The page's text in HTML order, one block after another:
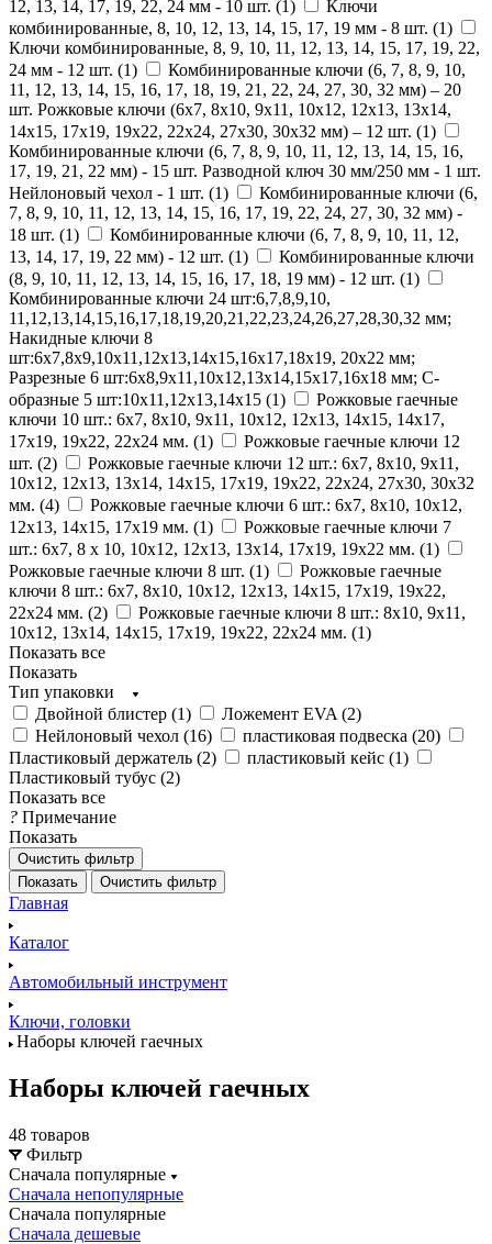
12, 13, 14, 17, 19, 22, 24 мм - 10 шт. (1)
Ключи
комбинированные, 8, 10, 12, 13, 14, 15, 17, 19 мм - 8 шт. (1)
Ключи комбинированные, 8, 9, 10, 11, 12, 13, 14, 15, 17, 19, 22,
24 мм - 12 шт. (1)
Комбинированные ключи (6, 7, 8, 9, 10,
11, 12, 13, 14, 15, 16, 17, 18, 19, 21, 22, 24, 27, 30, 32 мм) – 20
шт. Рожковые ключи (6x7, 8x10, 9x11, 10x12, 12x13, 13x14,
14x15, 17x19, 19x22, 22x24, 27x30, 30x32 мм) – 12 шт. (1)
Комбинированные ключи (6, 7, 8, 9, 10, 11, 12, 13, 14, 15, 16,
17, 19, 21, 22 мм) - 15 шт. Разводной ключ 30 мм/250 мм - 1 шт.
Нейлоновый чехол - 1 шт. (1)
Комбинированные ключи (6,
7, 8, 9, 10, 11, 12, 13, 14, 15, 16, 17, 19, 22, 24, 27, 30, 32 мм) -
18 шт. (1)
Комбинированные ключи (6, 7, 8, 9, 10, 11, 12,
13, 14, 17, 19, 22 мм) - 12 шт. (1)
Комбинированные ключи
(8, 9, 10, 11, 12, 13, 14, 15, 16, 17, 18, 19 мм) - 12 шт. (1)
Комбинированные ключи 24 шт:6,7,8,9,10,
11,12,13,14,15,16,17,18,19,20,21,22,23,24,26,27,28,30,32 мм;
Накидные ключи 8
шт:6х7,8х9,10х11,12х13,14х15,16х17,18х19, 20х22 мм;
Разрезные 6 шт:6x8,9x11,10x12,13x14,15x17,16x18 мм; С-
образные 5 шт:10х11,12х13,14х15 (1)
Рожковые гаечные
ключи 10 шт.: 6x7, 8x10, 9x11, 10x12, 12x13, 14x15, 14x17,
17x19, 19х22, 22x24 мм. (1)
Рожковые гаечные ключи 12
шт. (2)
Рожковые гаечные ключи 12 шт.: 6x7, 8x10, 9x11,
10x12, 12x13, 13x14, 14x15, 17x19, 19x22, 22x24, 27x30, 30x32
мм. (4)
Рожковые гаечные ключи 6 шт.: 6x7, 8x10, 10x12,
12x13, 14x15, 17x19 мм. (1)
Рожковые гаечные ключи 7
шт.: 6x7, 8 х 10, 10х12, 12х13, 13х14, 17х19, 19х22 мм. (1)
Рожковые гаечные ключи 8 шт. (1)
Рожковые гаечные
ключи 8 шт.: 6x7, 8x10, 10x12, 12x13, 14x15, 17x19, 19х22,
22x24 мм. (2)
Рожковые гаечные ключи 8 шт.: 8х10, 9x11,
10х12, 13х14, 14х15, 17х19, 19x22, 22x24 мм. (1)
Показать все
Показать
Тип упаковки
Двойной блистер (1) Ложемент EVA (2)
Нейлоновый чехол (16) пластиковая подвеска (20)
Пластиковый держатель (2) пластиковый кейс (1)
Пластиковый тубус (2)
Показать все
? Примечание
Показать
Очистить фильтр
Показать
Очистить фильтр
Главная
Каталог
Автомобильный инструмент
Ключи, головки
Наборы ключей гаечных
Наборы ключей гаечных
48 товаров
Фильтр
Сначала популярные
Сначала непопулярные
Сначала популярные
Сначала дешевые